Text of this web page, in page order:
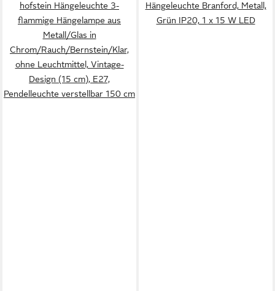
hofstein Hängeleuchte 3-
flammige Hängelampe aus
Metall/Glas in
Chrom/Rauch/Bernstein/Klar,
ohne Leuchtmittel, Vintage-
Design (15 cm), E27,
Pendelleuchte verstellbar 150 cm
Hängeleuchte Branford, Metall,
Grün IP20, 1 x 15 W LED